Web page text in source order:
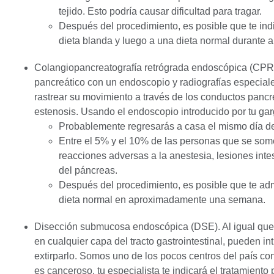
tejido. Esto podría causar dificultad para tragar.
Después del procedimiento, es posible que te
dieta blanda y luego a una dieta normal durante
Colangiopancreatografía retrógrada endoscópica
pancreático con un endoscopio y radiografías
rastrear su movimiento a través de los conductos
estenosis. Usando el endoscopio introducido por tu
Probablemente regresarás a casa el mismo día
Entre el 5% y el 10% de las personas que se
reacciones adversas a la anestesia, lesiones
del páncreas.
Después del procedimiento, es posible que te
dieta normal en aproximadamente una semana.
Disección submucosa endoscópica (DSE). Al igual
en cualquier capa del tracto gastrointestinal, pueden
extirparlo. Somos uno de los pocos centros del país
es canceroso, tu especialista te indicará el tratamiento